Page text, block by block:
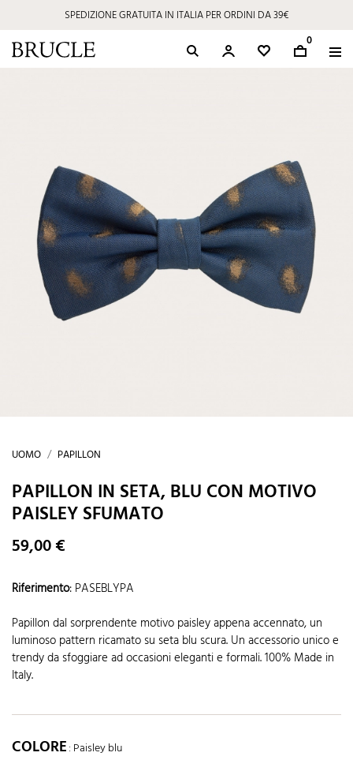
SPEDIZIONE GRATUITA IN ITALIA PER ORDINI DA 39€
0
UOMO PAPILLON
PAPILLON IN SETA, BLU CON MOTIVO
PAISLEY SFUMATO
59,00 €
Riferimento: PASEBLYPA
Papillon dal sorprendente motivo paisley appena accennato, un
luminoso pattern ricamato su seta blu scura. Un accessorio unico e
trendy da sfoggiare ad occasioni eleganti e formali. 100% Made in
Italy.
COLORE: Paisley blu